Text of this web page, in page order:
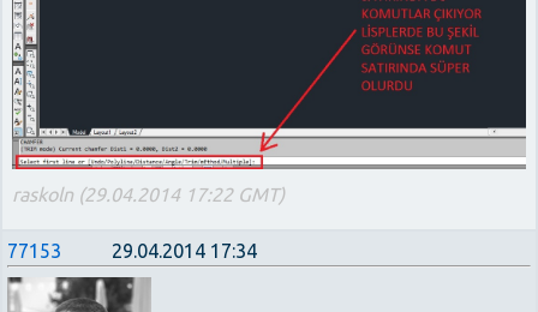
raskoln (29.04.2014 17:22 GMT)
77153 29.04.2014 17:34